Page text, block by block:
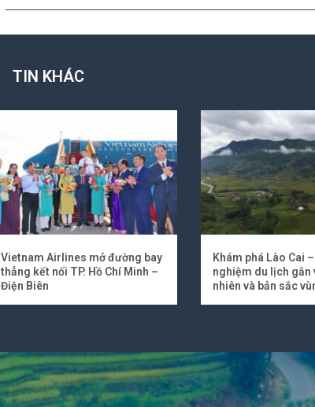
TIN KHÁC
Vietnam Airlines mở đường bay
thẳng kết nối TP. Hồ Chí Minh –
Điện Biên
Khám phá Lào Cai
nghiệm du lịch gắn
nhiên và bản sắc